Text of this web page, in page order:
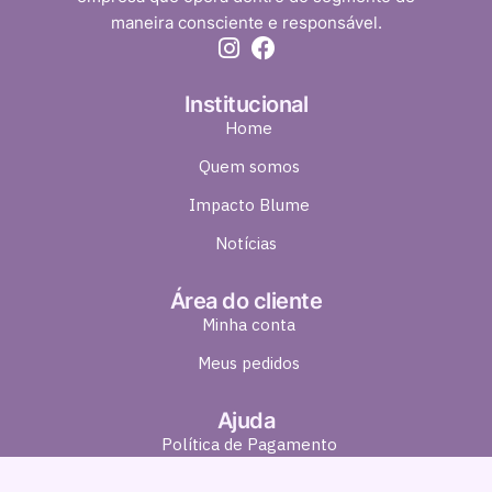
maneira consciente e responsável.
Institucional
Home
Quem somos
Impacto Blume
Notícias
Área do cliente
Minha conta
Meus pedidos
Ajuda
Política de Pagamento